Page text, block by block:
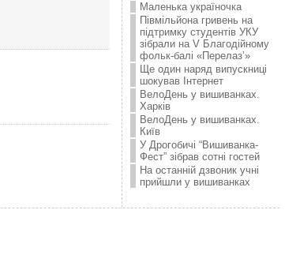
Маленька україночка
Півмільйона гривень на
підтримку студентів УКУ
зібрали на V Благодійному
фольк-балі «Перелаз’»
Ще один наряд випускниці
шокував Інтернет
ВелоДень у вишиванках.
Харків
ВелоДень у вишиванках.
Київ
У Дрогобичі “Вишиванка-
Фест” зібрав сотні гостей
На останній дзвоник учні
прийшли у вишиванках